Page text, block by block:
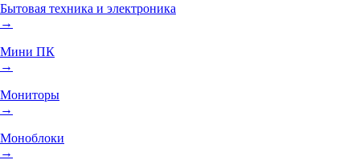
Бытовая техника и электроника
→
Мини ПК
→
Мониторы
→
Моноблоки
→